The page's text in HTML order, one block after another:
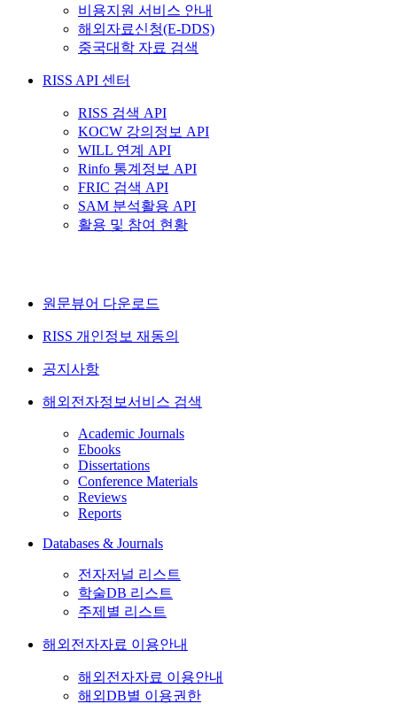
비용지원 서비스 안내
해외자료신청(E-DDS)
중국대학 자료 검색
RISS API 센터
RISS 검색 API
KOCW 강의정보 API
WILL 연계 API
Rinfo 통계정보 API
FRIC 검색 API
SAM 분석활용 API
활용 및 참여 현황
원문뷰어 다운로드
RISS 개인정보 재동의
공지사항
해외전자정보서비스 검색
Academic Journals
Ebooks
Dissertations
Conference Materials
Reviews
Reports
Databases & Journals
전자저널 리스트
학술DB 리스트
주제별 리스트
해외전자자료 이용안내
해외전자자료 이용안내
해외DB별 이용권한